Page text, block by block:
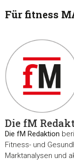
Für fitness
Die fM
Die fM Redaktion
Fitness- und
Marktanalysen und